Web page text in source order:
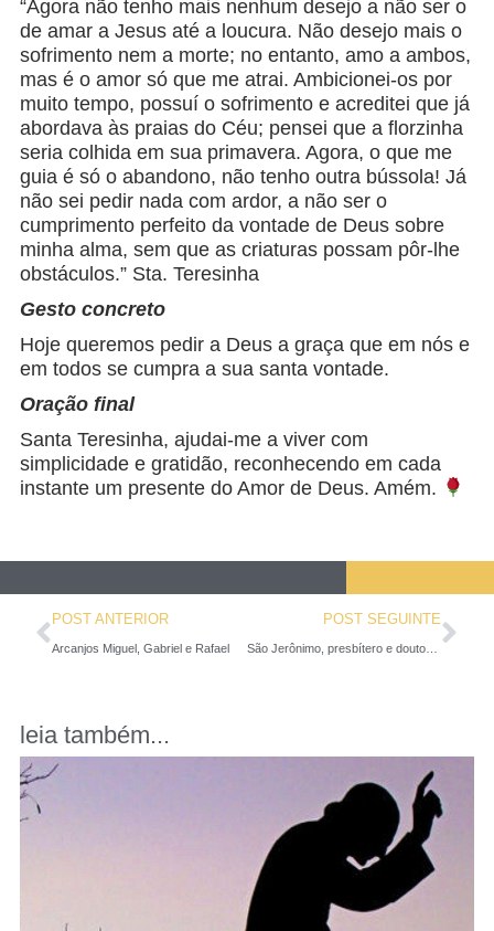
“Agora não tenho mais nenhum desejo a não ser o
de amar a Jesus até a loucura. Não desejo mais o
sofrimento nem a morte; no entanto, amo a ambos,
mas é o amor só que me atrai. Ambicionei-os por
muito tempo, possuí o sofrimento e acreditei que já
abordava às praias do Céu; pensei que a florzinha
seria colhida em sua primavera. Agora, o que me
guia é só o abandono, não tenho outra bússola! Já
não sei pedir nada com ardor, a não ser o
cumprimento perfeito da vontade de Deus sobre
minha alma, sem que as criaturas possam pôr-lhe
obstáculos.” Sta. Teresinha
Gesto concreto
Hoje queremos pedir a Deus a graça que em nós e
em todos se cumpra a sua santa vontade.
Oração final
Santa Teresinha, ajudai-me a viver com
simplicidade e gratidão, reconhecendo em cada
instante um presente do Amor de Deus. Amém.
POST ANTERIOR
Arcanjos Miguel, Gabriel e Rafael
POST SEGUINTE
São Jerônimo, presbítero e doutor da Igreja
leia também...